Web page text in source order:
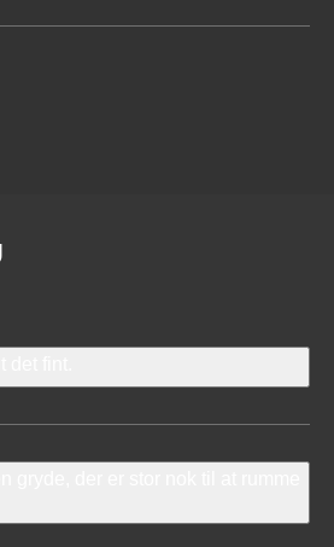
fint.
gryde, der er stor nok til at rumme